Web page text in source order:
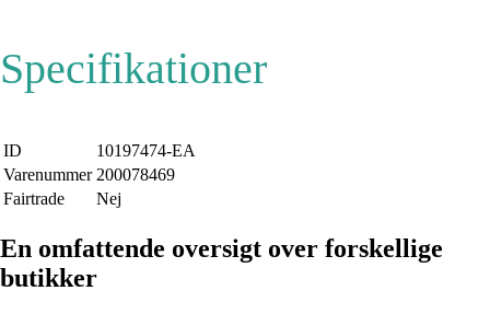
Specifikationer
ID
10197474-EA
Varenummer 200078469
Fairtrade
Nej
En omfattende oversigt over forskellige
butikker